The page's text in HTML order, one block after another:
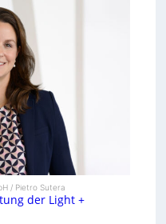
/ Pietro Sutera
der Light +